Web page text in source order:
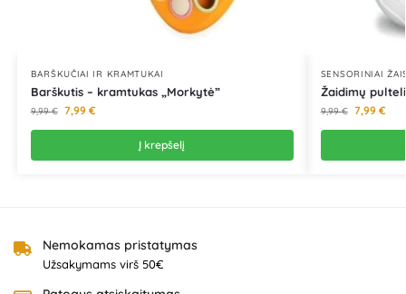
BARŠKUČIAI IR KRAMTUKAI
Barškutis – kramtukas „Morkytė”
9,99€ 7,99 €
Į krepšelį
SENSORINIAI
Žaidimų
9,99€ 7,99 €
Nemokamas pristatymas
Užsakymams virš 50€